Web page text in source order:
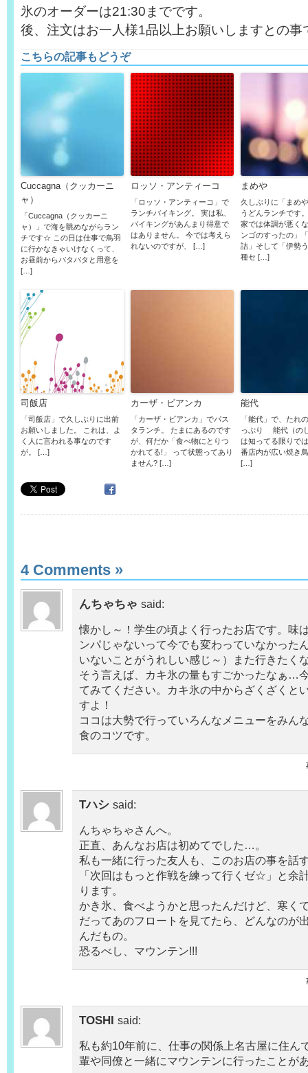
氷のオーダーは21:30までです。
後、注文はお一人様1品以上お願いしますとの事
こちらの記事もどうぞ
Cuccagna（クッカーニ
ャ）
「Cuccagna（クッカーニ
ャ）」で海を眺めながらラン
チです☆ この日は仕事で鳥羽
に行かなきゃいけなくって、
お昼前からバタバタと用意を
[…]
ロッソ・アンティーコ
「ロッソ・アンティーコ」で
ランチバイキング。 実は私、
バイキングがあんまり得意で
はありません。 今では考えら
れないのですが、 […]
まめや
久しぶりに「まめ
うどんランチです
家では体調が悪く
ンゴのすったの」
詰」そして「伊勢
種セ […]
司飯店
「司飯店」で久しぶりに出前
お願いしました。 これは、よ
く人に言われる事なのです
が。 […]
カーザ・ビアンカ
「カーザ・ビアンカ」でパス
タランチ。 たまにあるのです
が、何だか「食べ物にとりつ
かれてる!」 って状態ってあり
ません? […]
能代
「能代」で、たれ
っぷり 能代（の
は知ってる限りで
番店内が広い焼き
[…]
4 Comments »
んちゃちゃ said:
懐かし～！学生の頃よく行ったお店です。味
ンパじゃないって今でも変わっていなかった
いないことがうれしい感じ～）また行きたく
そう言えば、カキ氷の量もすごかったなぁ…
てみてください。カキ氷の中からざくざくと
すよ！
ココは大勢で行っていろんなメニューをみん
食のコツです。
Tハシ said:
んちゃちゃさんへ。
正直、あんなお店は初めてでした…。
私も一緒に行った友人も、このお店の事を話
「次回はもっと作戦を練って行くゼ☆」と余
ります。
かき氷、食べようかと思ったんだけど、寒く
だってあのフロートを見てたら、どんなのが
んだもの。
恐るべし、マウンテン!!!
TOSHI said:
私も約10年前に、仕事の関係上名古屋に住ん
輩や同僚と一緒にマウンテンに行ったことが